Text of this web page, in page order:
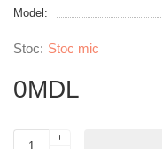
Model:
Stoc mic
0MDL